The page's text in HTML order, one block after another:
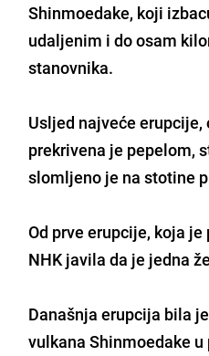
Shinmoedake, koji
udaljenim i do osam
stanovnika.
Usljed najveće
prekrivena je pepelom,
slomljeno je na stotine
Od prve erupcije, koja
NHK javila da je jedna
Današnja erupcija bila
vulkana Shinmoedake